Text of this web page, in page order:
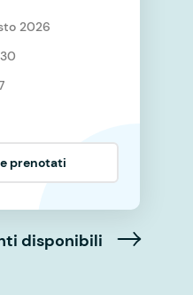
2026
prenotati
disponibili